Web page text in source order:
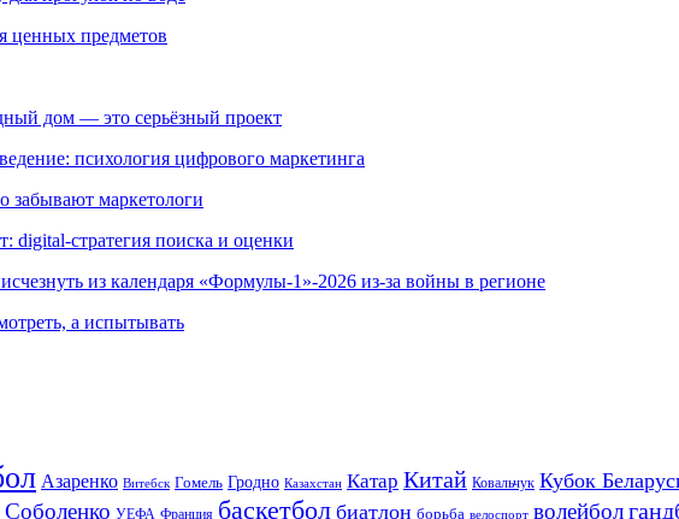
ценных предметов
дом — это серьёзный проект
психология цифрового маркетинга
забывают маркетологи
digital-стратегия поиска и оценки
из календаря «Формулы-1»-2026 из-за войны в регионе
а испытывать
Азаренко Витебск Гомель Гродно Казахстан Катар Китай Ковальчук Кубок
Соболенко УЕФА Франция баскетбол биатлон борьба велоспорт волейбол